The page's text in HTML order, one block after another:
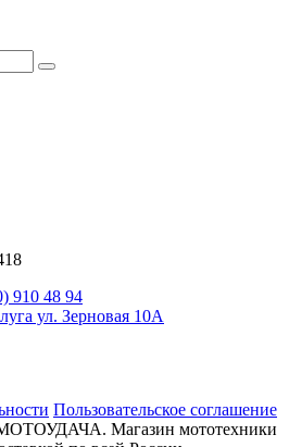
910 48 94
ул. Зерновая 10А
Пользовательское соглашение
Магазин мототехники